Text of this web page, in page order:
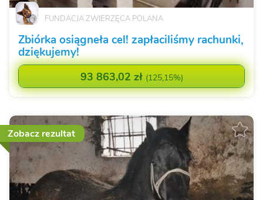
FUNDACJA ZWIERZĘCA POLANA
Zbiórka osiągneła cel! zapłaciliśmy rachunki,
dziękujemy!
93 863,02 zł (125,15%)
Zobacz rezultat